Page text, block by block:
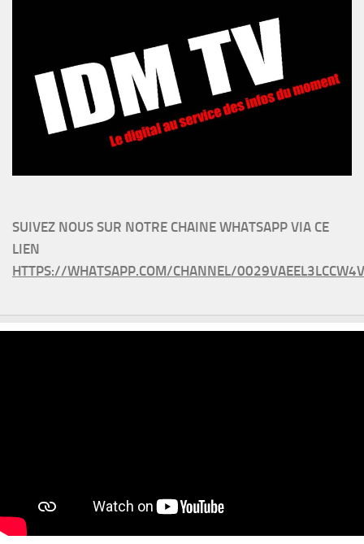
SUIVEZ NOUS SUR NOTRE CHAINE WHATSAPP VIA CE
LIEN
HTTPS://WHATSAPP.COM/CHANNEL/